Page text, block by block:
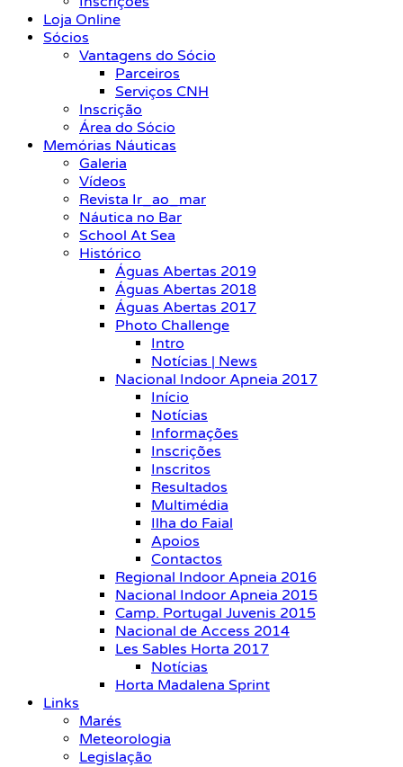
Loja Online
Sócios
Vantagens do Sócio
Parceiros
Serviços CNH
Inscrição
Área do Sócio
Memórias Náuticas
Galeria
Vídeos
Revista Ir_ao_mar
Náutica no Bar
School At Sea
Histórico
Águas Abertas 2019
Águas Abertas 2018
Águas Abertas 2017
Photo Challenge
Intro
Notícias | News
Nacional Indoor Apneia 2017
Início
Notícias
Informações
Inscrições
Inscritos
Resultados
Multimédia
Ilha do Faial
Apoios
Contactos
Regional Indoor Apneia 2016
Nacional Indoor Apneia 2015
Camp. Portugal Juvenis 2015
Nacional de Access 2014
Les Sables Horta 2017
Notícias
Horta Madalena Sprint
Links
Marés
Meteorologia
Legislação